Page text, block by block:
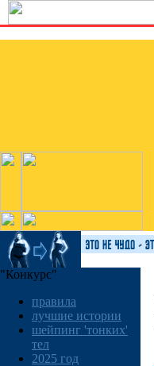
"Конкурс"
правила
лучшие истории
шейпинг 'тонких'
тел
2025 год